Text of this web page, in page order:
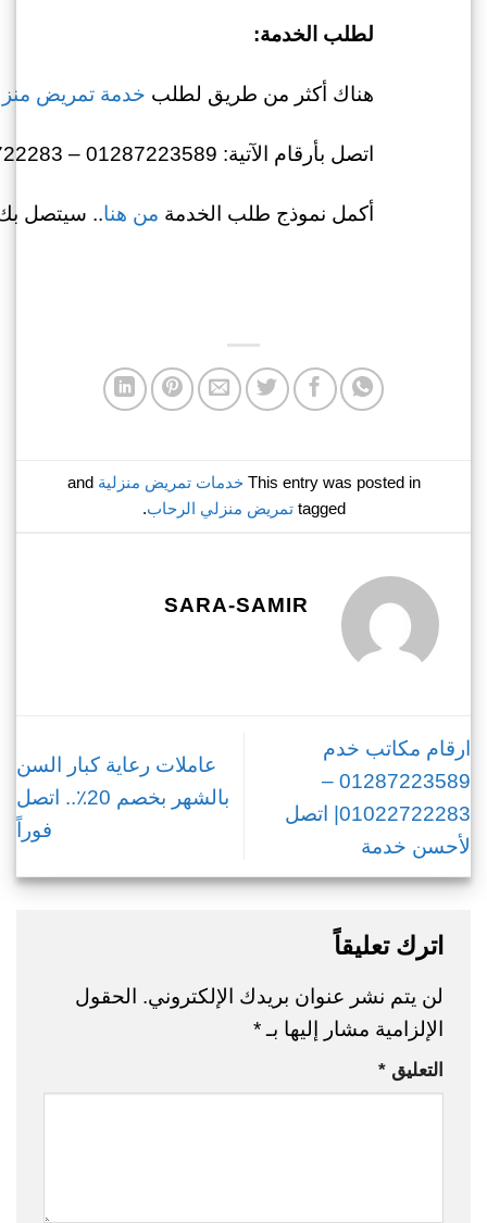
لطلب الخدمة:
هناك أكثر من طريق لطلب خدمة تمريض
اتصل بأرقام الآتية: 01287223589 – 01022722283
أكمل نموذج طلب الخدمة من هنا.. سيتصل بك
This entry was posted in خدمات تمريض منزلية and
tagged تمريض منزلي الرحاب.
SARA-SAMIR
ارقام مكاتب خدم
01287223589 –
01022722283| اتصل
لأحسن خدمة
عاملات رعاية كبار السن
بالشهر بخصم 20٪.. اتصل
فوراً
اترك تعليقاً
لن يتم نشر عنوان بريدك الإلكتروني. الحقول
الإلزامية مشار إليها بـ*
التعليق *